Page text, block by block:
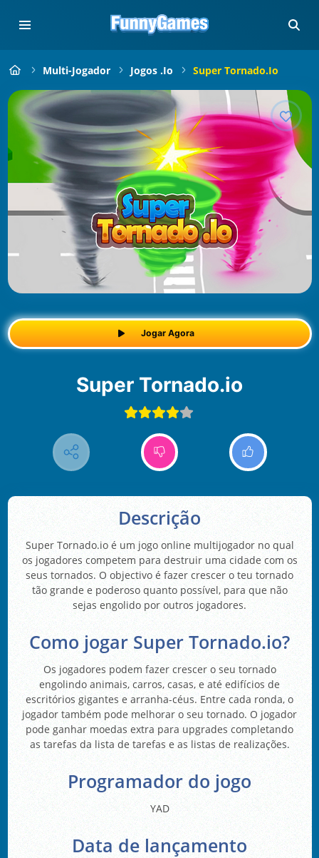
Multi-Jogador Jogos .io Super Tornado.io
Jogar Agora
Super Tornado.io
Descrição
Super Tornado.io é um jogo online multijogador no qual
os jogadores competem para destruir uma cidade com os
seus tornados. O objectivo é fazer crescer o teu tornado
tão grande e poderoso quanto possível, para que não
sejas engolido por outros jogadores.
Como jogar Super Tornado.io?
Os jogadores podem fazer crescer o seu tornado
engolindo animais, carros, casas, e até edifícios de
escritórios gigantes e arranha-céus. Entre cada ronda, o
jogador também pode melhorar o seu tornado. O jogador
pode ganhar moedas extra para upgrades completando
as tarefas da lista de tarefas e as listas de realizações.
Programador do jogo
YAD
Data de lançamento